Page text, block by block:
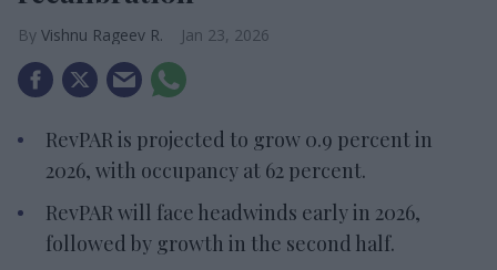
Vishnu Rageev R. Jan 23, 2026
RevPAR is projected to grow 0.9 percent in
2026, with occupancy at 62 percent.
RevPAR will face headwinds early in 2026,
followed by growth in the second half.